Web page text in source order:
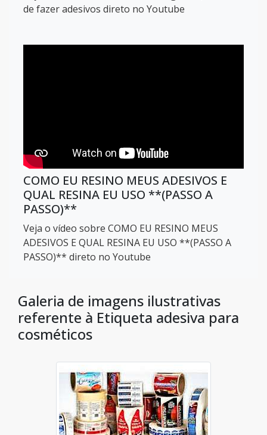
de fazer adesivos direto no Youtube
COMO EU RESINO MEUS ADESIVOS E
QUAL RESINA EU USO **(PASSO A
PASSO)**
Veja o vídeo sobre COMO EU RESINO MEUS
ADESIVOS E QUAL RESINA EU USO **(PASSO A
PASSO)** direto no Youtube
Galeria de imagens ilustrativas
referente à Etiqueta adesiva para
cosméticos